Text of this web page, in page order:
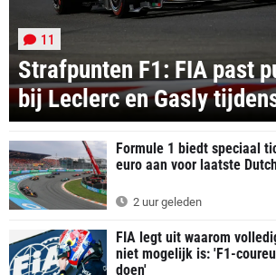
Strafpunten F1: FIA past
bij Leclerc en Gasly
11
Formule 1 biedt speciaal
euro aan voor laatste
2 uur geleden
FIA legt uit waarom
niet mogelijk is: 'F1-
doen'